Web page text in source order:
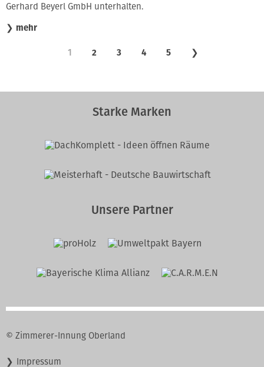
Gerhard Beyerl GmbH unterhalten.
❯ mehr
1 2 3 4 5 ❯
Starke Marken
Unsere Partner
© Zimmerer-Innung Oberland
Navigation
Impressum